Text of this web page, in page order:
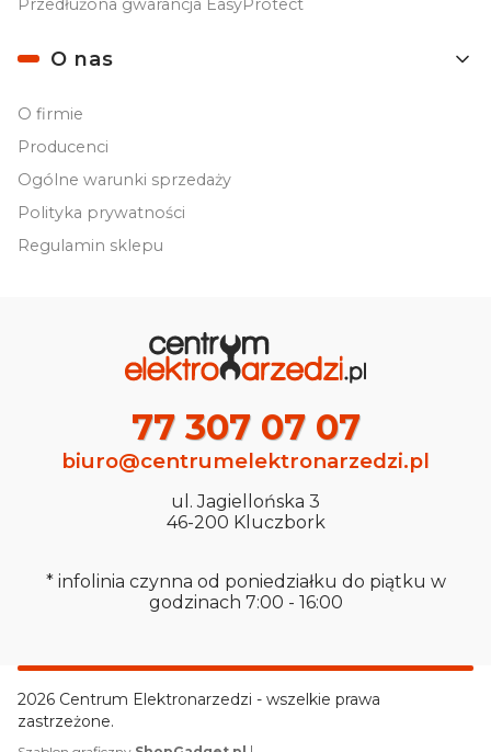
Przedłużona gwarancja EasyProtect
O nas
O firmie
Producenci
Ogólne warunki sprzedaży
Polityka prywatności
Regulamin sklepu
77 307 07 07
biuro@centrumelektronarzedzi.pl
ul. Jagiellońska 3
46-200 Kluczbork
* infolinia czynna od poniedziałku do piątku w
godzinach 7:00 - 16:00
2026 Centrum Elektronarzedzi - wszelkie prawa
zastrzeżone.